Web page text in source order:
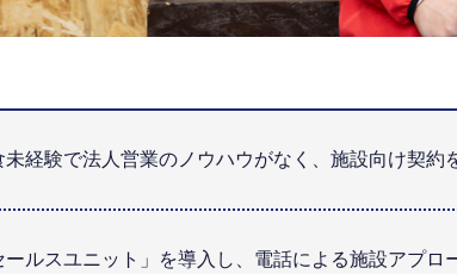
未経験で法人営業のノウハウがなく、施設向け契約
ールスユニット」を導入し、電話による施設アプロ